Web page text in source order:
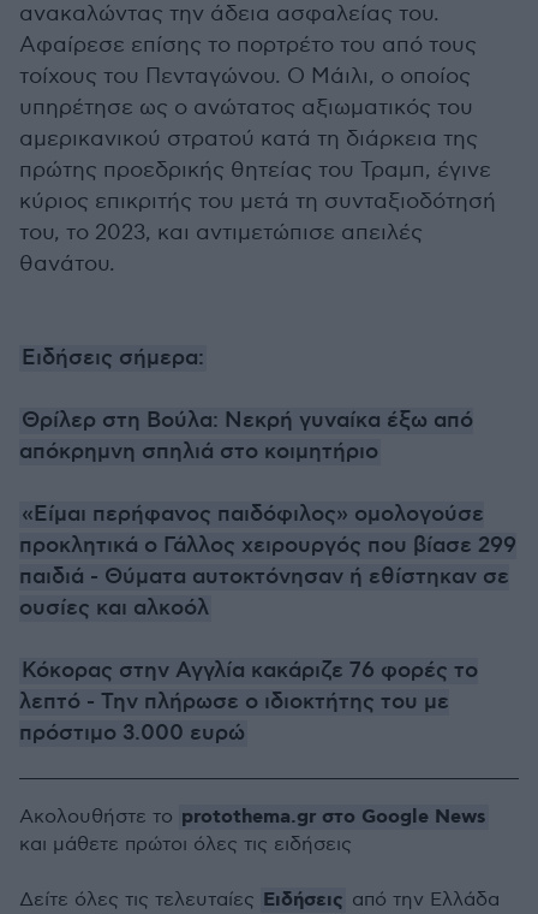
ανακαλώντας την άδεια ασφαλείας του.
Αφαίρεσε επίσης το πορτρέτο του από τους
τοίχους του Πενταγώνου. Ο Μάιλι, ο οποίος
υπηρέτησε ως ο ανώτατος αξιωματικός του
αμερικανικού στρατού κατά τη διάρκεια της
πρώτης προεδρικής θητείας του Τραμπ, έγινε
κύριος επικριτής του μετά τη συνταξιοδότησή
του, το 2023, και αντιμετώπισε απειλές
θανάτου.
Ειδήσεις σήμερα:
Θρίλερ στη Βούλα: Νεκρή γυναίκα έξω από
απόκρημνη σπηλιά στο κοιμητήριο
«Είμαι περήφανος παιδόφιλος» ομολογούσε
προκλητικά ο Γάλλος χειρουργός που βίασε 299
παιδιά - Θύματα αυτοκτόνησαν ή εθίστηκαν σε
ουσίες και αλκοόλ
Κόκορας στην Αγγλία κακάριζε 76 φορές το
λεπτό - Την πλήρωσε ο ιδιοκτήτης του με
πρόστιμο 3.000 ευρώ
Ακολουθήστε το protothema.gr στο Google News
και μάθετε πρώτοι όλες τις ειδήσεις
Δείτε όλες τις τελευταίες Ειδήσεις από την Ελλάδα